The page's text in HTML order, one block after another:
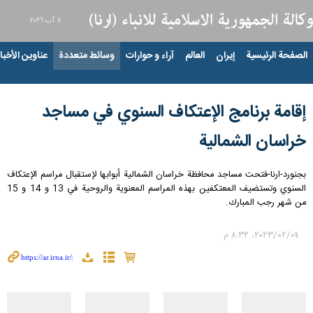
٨ آب ٢٠٢٦
الصفحة الرئيسية إيران العالم آراء و حوارات وسائط متعددة عناوين
إقامة برنامج الإعتكاف السنوي في مساجد
خراسان الشمالية
بجنورد-ارنا-فتحت مساجد محافظة خراسان الشمالية أبوابها لإستقبال مراسم الإعتكاف
السنوي وتستضيف المعتكفين بهذه المراسم المعنوية والروحية في 13 و 14 و 15
من شهر رجب المبارك.
٠٤‏/٠٢‏/٢٠٢٣، ٨:٣٢ م